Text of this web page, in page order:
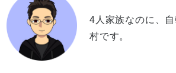
4人家族なのに、
村です。